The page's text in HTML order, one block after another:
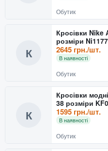
Обутик
К
Кросівки Nike
розміри Ni1177
2645 грн./шт.
В наявності
Обутик
К
Кросівки модні
38 розміри
1595 грн./шт.
В наявності
Обутик